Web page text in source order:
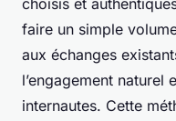
choisis et
faire un simple
aux échanges
l’engagement naturel
internautes. Cette